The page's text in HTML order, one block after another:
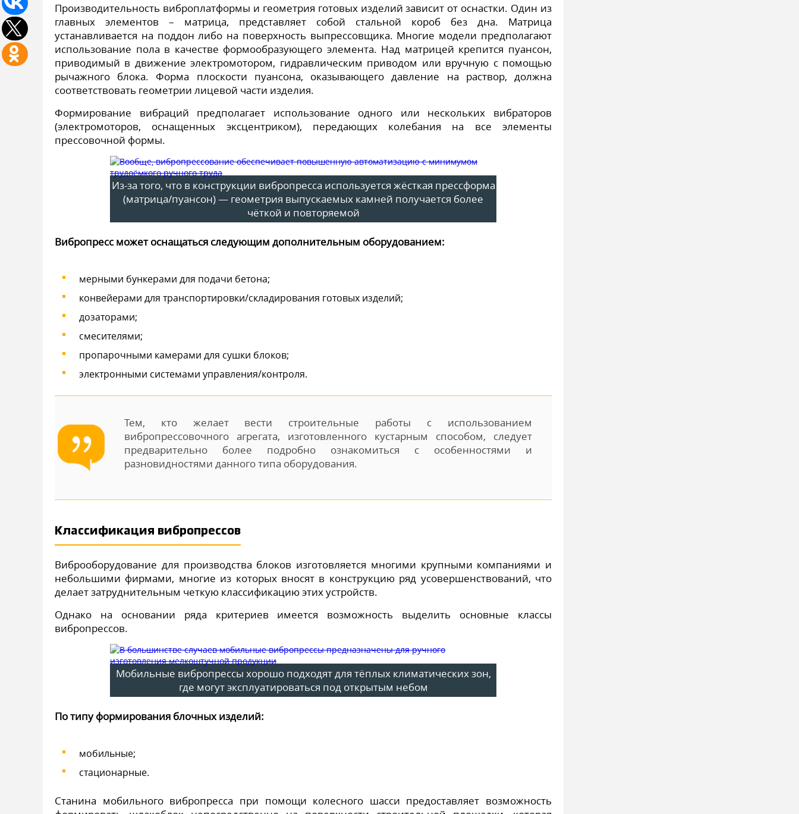
Производительность виброплатформы и геометрия готовых изделий зависит от оснастки. Один из
главных элементов – матрица, представляет собой стальной короб без дна. Матрица
устанавливается на поддон либо на поверхность выпрессовщика. Многие модели предполагают
использование пола в качестве формообразующего элемента. Над матрицей крепится пуансон,
приводимый в движение электромотором, гидравлическим приводом или вручную с помощью
рычажного блока. Форма плоскости пуансона, оказывающего давление на раствор, должна
соответствовать геометрии лицевой части изделия.
Формирование вибраций предполагает использование одного или нескольких вибраторов
(электромоторов, оснащенных эксцентриком), передающих колебания на все элементы
прессовочной формы.
Из-за того, что в конструкции вибропресса используется жёсткая прессформа
(матрица/пуансон) — геометрия выпускаемых камней получается более
чёткой и повторяемой
Вибропресс может оснащаться следующим дополнительным оборудованием:
мерными бункерами для подачи бетона;
конвейерами для транспортировки/складирования готовых изделий;
дозаторами;
смесителями;
пропарочными камерами для сушки блоков;
электронными системами управления/контроля.
Тем, кто желает вести строительные работы с использованием
вибропрессовочного агрегата, изготовленного кустарным способом, следует
предварительно более подробно ознакомиться с особенностями и
разновидностями данного типа оборудования.
Классификация вибропрессов
Виброоборудование для производства блоков изготовляется многими крупными компаниями и
небольшими фирмами, многие из которых вносят в конструкцию ряд усовершенствований, что
делает затруднительным четкую классификацию этих устройств.
Однако на основании ряда критериев имеется возможность выделить основные классы
вибропрессов.
Мобильные вибропрессы хорошо подходят для тёплых климатических зон,
где могут эксплуатироваться под открытым небом
По типу формирования блочных изделий:
мобильные;
стационарные.
Станина мобильного вибропресса при помощи колесного шасси предоставляет возможность